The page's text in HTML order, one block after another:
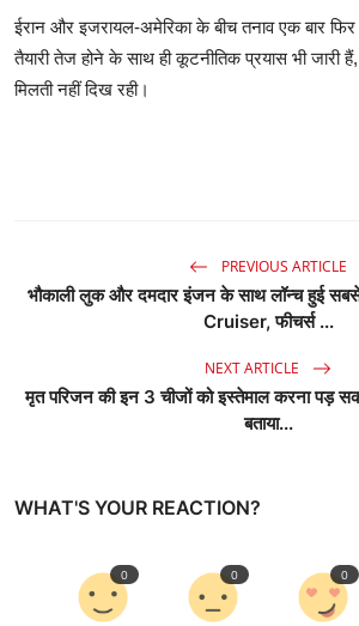
ईरान और इजरायल-अमेरिका के बीच तनाव एक बार
तैयारी तेज होने के साथ ही कूटनीतिक प्रयास भी
मिलती नहीं दिख रही।
PREVIOUS ARTICLE
भौकाली लुक और दमदार इंजन के साथ लॉन्च हुई
Cruiser, फीचर्स ...
NEXT ARTICLE
मृत परिजन की इन 3 चीजों को इस्तेमाल करना पड़
बताया...
WHAT'S YOUR REACTION?
0 0 0